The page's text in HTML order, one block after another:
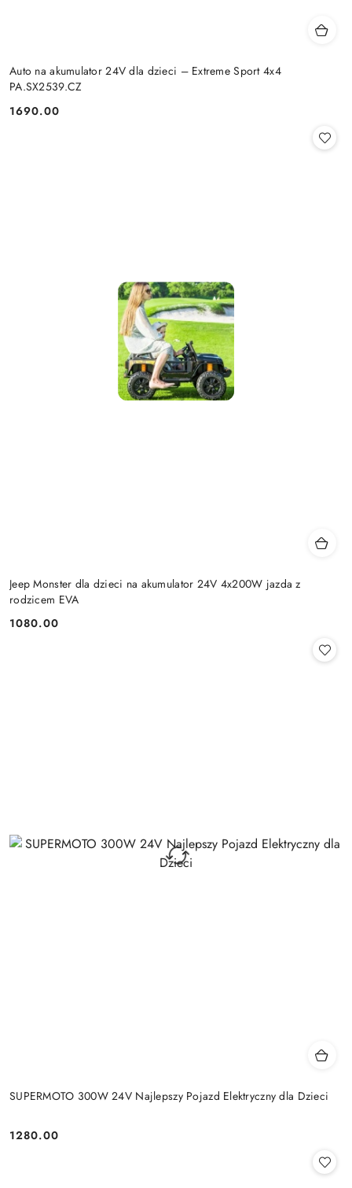
Auto na akumulator 24V dla dzieci – Extreme Sport 4x4
PA.SX2539.CZ
Cena:
1690.00
Jeep Monster dla dzieci na akumulator 24V 4x200W jazda z
rodzicem EVA
Cena:
1080.00
SUPERMOTO 300W 24V Najlepszy Pojazd Elektryczny dla Dzieci
Cena:
1280.00